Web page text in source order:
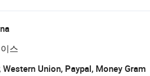
스
Western Union, Paypal, Money Gram